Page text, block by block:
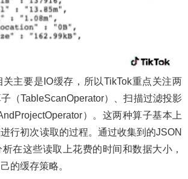
关主要是IO缓存，所以TikTok重点关注两
（TableScanOperator）、扫描过滤投影
）。这两种算子基本上
行初次读取的过程。通过收集到的JSON
在这些读取上花费的时间和数据大小，
的缓存策略。